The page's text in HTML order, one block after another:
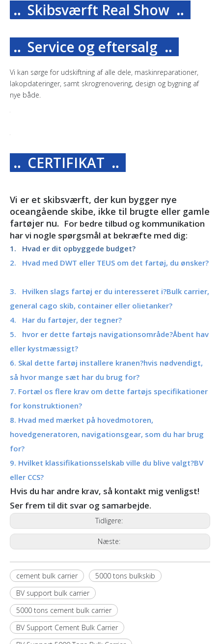
‥ Skibsværft Real Show ‥
‥ Service og eftersalg ‥
Vi kan sørge for udskiftning af alle dele, maskinreparationer,
lakopdateringer, samt skrogrenovering, design og bygning af
nye både.
‥ CERTIFIKAT ‥
Vi er et skibsværft, der kun bygger nye
oceangående skibe, ikke til brugte eller gamle
fartøjer nu. For bedre tilbud og kommunikation
har vi nogle spørgsmål at bekræfte med dig:
1. Hvad er dit opbyggede budget?
2. Hvad med DWT eller TEUS om det fartøj, du ønsker?
3. Hvilken slags fartøj er du interesseret i?Bulk carrier,
general cago skib, container eller olietanker?
4. Har du fartøjer, der tegner?
5. hvor er dette fartøjs navigationsområde?Åbent hav
eller kystmæssigt?
6. Skal dette fartøj installere kranen?hvis nødvendigt,
så hvor mange sæt har du brug for?
7. Fortæl os flere krav om dette fartøjs specifikationer
for konstruktionen?
8. Hvad med mærket på hovedmotoren,
hovedgeneratoren, navigationsgear, som du har brug
for?
9. Hvilket klassifikationsselskab ville du blive valgt?BV
eller CCS?
Hvis du har andre krav, så kontakt mig venligst!
Ser frem til dit svar og samarbejde.
Tidligere:
Næste:
cement bulk carrier
5000 tons bulkskib
BV support bulk carrier
5000 tons cement bulk carrier
BV Support Cement Bulk Carrier